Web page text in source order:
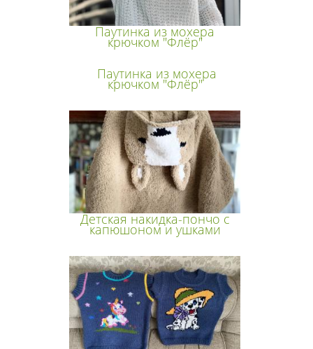
Паутинка из мохера
крючком "Флёр"
Паутинка из мохера
крючком "Флёр"
Детская накидка-пончо с
капюшоном и ушками